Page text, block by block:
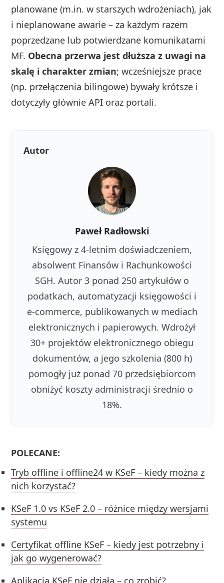
planowane (m.in. w starszych wdrożeniach), jak
i nieplanowane awarie – za każdym razem
poprzedzane lub potwierdzane komunikatami
MF. Obecna przerwa jest dłuższa z uwagi na
skalę i charakter zmian; wcześniejsze prace
(np. przełączenia bilingowe) bywały krótsze i
dotyczyły głównie API oraz portali.
Autor
Paweł Radłowski
Księgowy z 4-letnim doświadczeniem,
absolwent Finansów i Rachunkowości
SGH. Autor 3 ponad 250 artykułów o
podatkach, automatyzacji księgowości i
e-commerce, publikowanych w mediach
elektronicznych i papierowych. Wdrożył
30+ projektów elektronicznego obiegu
dokumentów, a jego szkolenia (800 h)
pomogły już ponad 70 przedsiębiorcom
obniżyć koszty administracji średnio o
18%.
POLECANE:
Tryb offline i offline24 w KSeF – kiedy można z
nich korzystać?
KSeF 1.0 vs KSeF 2.0 – różnice między wersjami
systemu
Certyfikat offline KSeF – kiedy jest potrzebny i
jak go wygenerować?
Aplikacja KSeF nie działa – co zrobić?